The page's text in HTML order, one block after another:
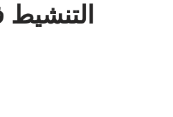
التنشيط